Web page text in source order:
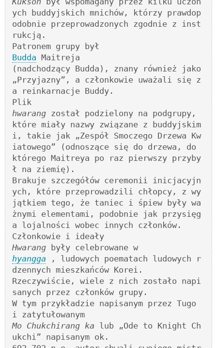
Kukson był wspomagany przez kilku uczon
ych buddyjskich mnichów, którzy prawdop
odobnie przeprowadzonych zgodnie z inst
rukcją.
Budda Maitreja
(nadchodzący Budda), znany również jako
„Przyjazny”, a członkowie uważali się z
a reinkarnacje Buddy.
hwarang został podzielony na podgrupy,
które miały nazwy związane z buddyjskim
i, takie jak „Zespół Smoczego Drzewa Kw
iatowego” (odnoszące się do drzewa, do
którego Maitreya po raz pierwszy przyby
ł na ziemię).
Brakuje szczegółów ceremonii inicjacyjn
ych, które przeprowadzili chłopcy, z wy
jątkiem tego, że taniec i śpiew były wa
żnymi elementami, podobnie jak przysięg
a lojalności wobec innych członków.
Hwarang
hyangga , ludowych poematach ludowych r
dzennych mieszkańców Korei.
Rzeczywiście, wiele z nich zostało napi
sanych przez członków grupy.
W tym przykładzie napisanym przez Tugo
Mo Chukchirang ka lub „Ode to Knight Ch
ukchi” napisanym ok.